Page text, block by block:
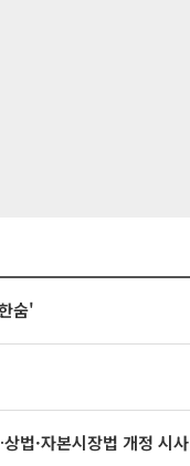
숨'
법·자본시장법 개정 시사